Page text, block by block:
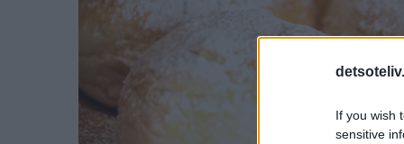
If you wish
sensitive